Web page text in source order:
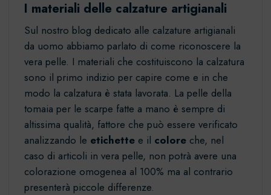
I materiali delle calzature artigianali
Sul nostro blog dedicato alle calzature artigianali
da uomo abbiamo parlato di come riconoscere la
vera pelle. I materiali che costituiscono la calzatura
sono il primo indizio per capire come e in che
modo la calzatura è stata lavorata. La pelle della
tomaia per le scarpe fatte a mano è sempre di
altissima qualità, fattore che può essere verificato
analizzando le etichette e il colore che, nel
caso di articoli in vera pelle, non potrà avere una
colorazione omogenea al 100% ma al contrario
presenterà piccole differenze.